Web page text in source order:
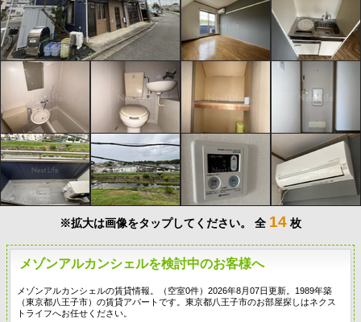
※拡大は画像をタップしてください。 全 14 枚
メゾンアルカンシェルを検討中のお客様へ
メゾンアルカンシェルの賃貸情報。（空室0件）2026年8月07日更新。1989年築
（東京都八王子市）の賃貸アパートです。東京都八王子市のお部屋探しはネクス
トライフへお任せください。